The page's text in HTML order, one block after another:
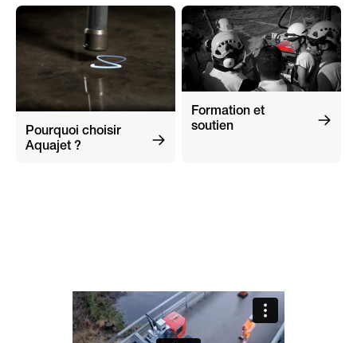
Pourquoi choisir
Aquajet ?
Formation et
soutien